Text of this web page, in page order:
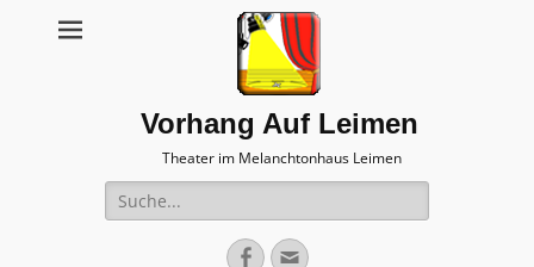
Vorhang Auf Leimen
Theater im Melanchtonhaus Leimen
Suche
nach:
Facebook
E-